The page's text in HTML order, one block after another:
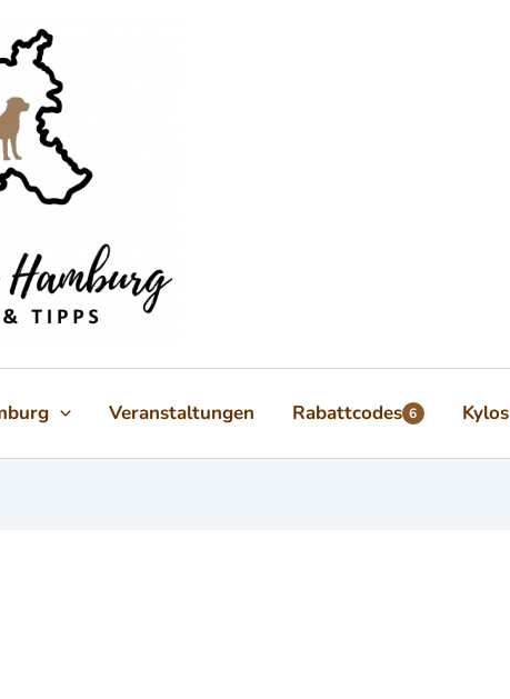
Veranstaltungen Rabattcodes 6